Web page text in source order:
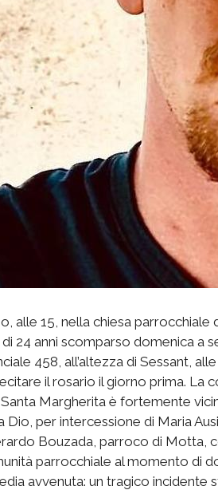
alle 15, nella chiesa parrocchiale
24 anni scomparso domenica a
458, all’altezza di Sessant,
il rosario il giorno prima. La
Margherita è fortemente
per intercessione di Maria
Bouzada, parroco di Motta,
parrocchiale al momento di
avvenuta: un tragico incidente